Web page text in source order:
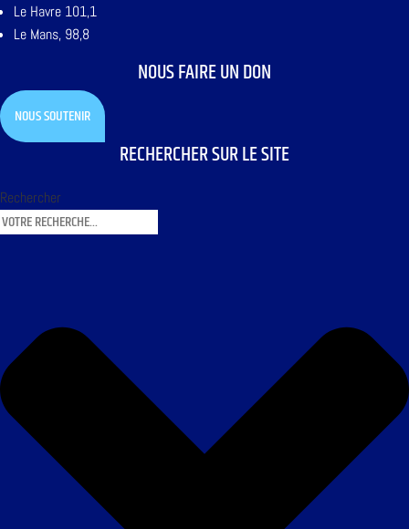
Le Havre 101,1
Le Mans, 98,8
NOUS FAIRE UN DON
NOUS SOUTENIR
RECHERCHER SUR LE SITE
Rechercher